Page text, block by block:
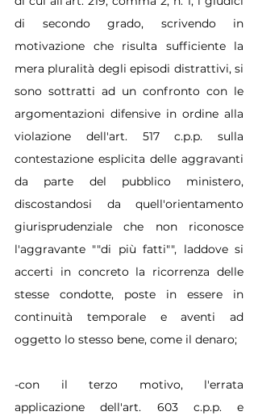
di secondo grado, scrivendo in
motivazione che risulta sufficiente la
mera pluralità degli episodi distrattivi, si
sono sottratti ad un confronto con le
argomentazioni difensive in ordine alla
violazione dell'art. 517 c.p.p. sulla
contestazione esplicita delle aggravanti
da parte del pubblico ministero,
discostandosi da quell'orientamento
giurisprudenziale che non riconosce
l'aggravante ""di più fatti"", laddove si
accerti in concreto la ricorrenza delle
stesse condotte, poste in essere in
continuità temporale e aventi ad
oggetto lo stesso bene, come il denaro;
-con il terzo motivo, l'errata
applicazione dell'art. 603 c.p.p. e